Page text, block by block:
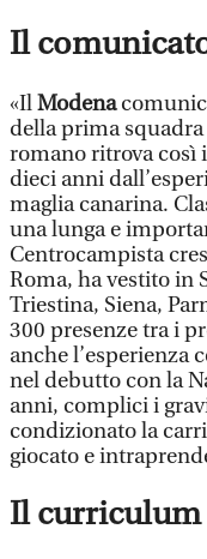
Il
«IlModena
della prima squadra
romano ritrova così
dieci anni
maglia canarina.
una lunga e
Centrocampista
Roma, ha vestito in
Triestina, Siena,
300 presenze tra i
anche l’esperienza
nel debutto con la
anni, complici i
condizionato la
giocato e
Il curriculum